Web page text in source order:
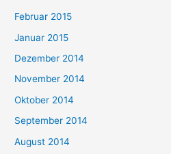
Februar 2015
Januar 2015
Dezember 2014
November 2014
Oktober 2014
September 2014
August 2014